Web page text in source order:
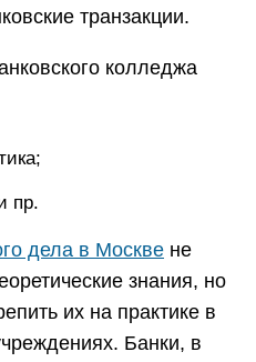
транзакции.
колледжа
пр.
дела в Москве не
знания, но
их на практике в
Банки, в